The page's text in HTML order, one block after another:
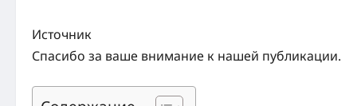
Источник
Спасибо за ваше внимание к нашей публикации.